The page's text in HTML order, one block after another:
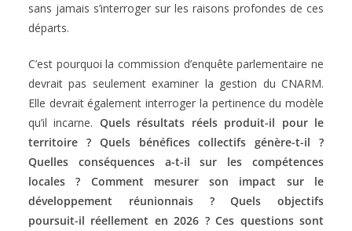
sans jamais s’interroger sur les raisons profondes de ces
départs.
C’est pourquoi la commission d’enquête parlementaire ne
devrait pas seulement examiner la gestion du CNARM.
Elle devrait également interroger la pertinence du modèle
qu’il incarne. Quels résultats réels produit-il pour le
territoire ? Quels bénéfices collectifs génère-t-il ?
Quelles conséquences a-t-il sur les compétences
locales ? Comment mesurer son impact sur le
développement réunionnais ? Quels objectifs
poursuit-il réellement en 2026 ? Ces questions sont